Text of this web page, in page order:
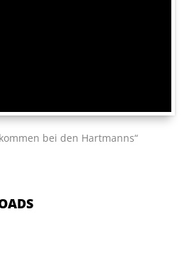
bei den Hartmanns“